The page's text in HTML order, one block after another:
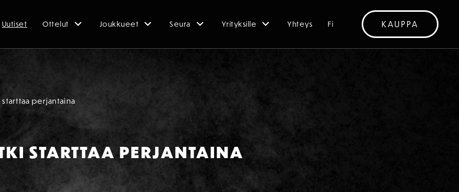
Uutiset Ottelut Joukkueet Seura Yrityksille Yhteys Fi KAUPPA
perjantaina
STARTTAA PERJANTAINA